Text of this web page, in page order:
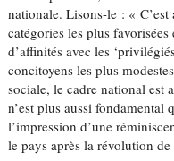
nationale. Lisons-le : «
catégories les plus
d’affinités avec les
concitoyens les plus
sociale, le cadre national est
n’est plus aussi fondamental
l’impression d’une
le pays après la révolution